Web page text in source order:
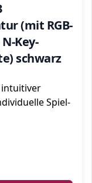
(mit RGB-
Key-
schwarz
intuitiver
Spiel-